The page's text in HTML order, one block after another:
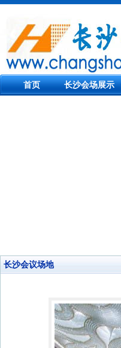
首页 长沙会场展示
长沙会议场地